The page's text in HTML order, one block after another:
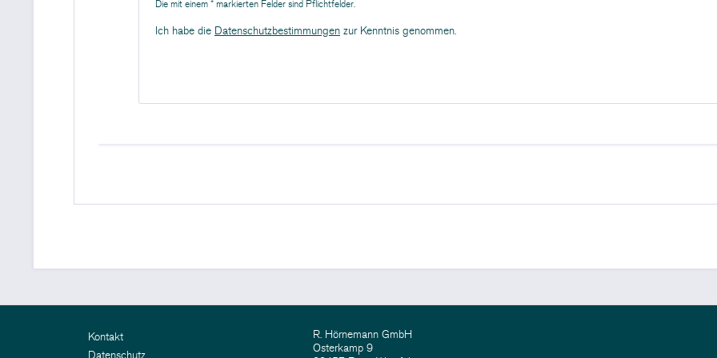
Die mit einem * markierten Felder sind Pflichtfelder.
Ich habe die Datenschutzbestimmungen zur Kenntnis genommen.
Kontakt
Datenschutz
R. Hörnemann GmbH
Osterkamp 9